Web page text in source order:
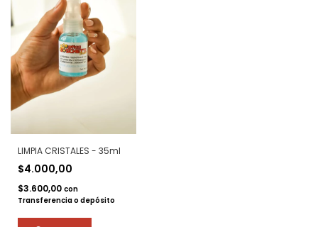
LIMPIA CRISTALES - 35ml
$4.000,00
$3.600,00 con
Transferencia o depósito